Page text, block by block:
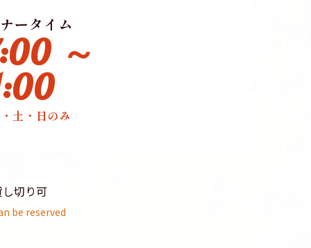
ータイム
～
土・日のみ
切り可
be reserved